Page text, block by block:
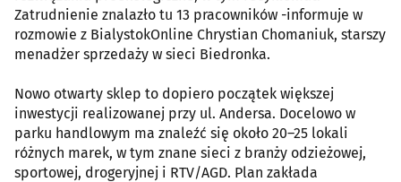
Zatrudnienie znalazło tu 13 pracowników -informuje w
rozmowie z BialystokOnline Chrystian Chomaniuk, starszy
menadżer sprzedaży w sieci Biedronka.
Nowo otwarty sklep to dopiero początek większej
inwestycji realizowanej przy ul. Andersa. Docelowo w
parku handlowym ma znaleźć się około 20–25 lokali
różnych marek, w tym znane sieci z branży odzieżowej,
sportowej, drogeryjnej i RTV/AGD. Plan zakłada